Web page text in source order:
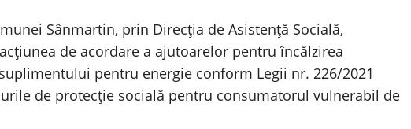
Sânmartin, prin Direcția de Asistență Socială,
de acordare a ajutoarelor pentru încălzirea
pentru energie conform Legii nr. 226/2021
de protecție socială pentru consumatorul vulnerabil de